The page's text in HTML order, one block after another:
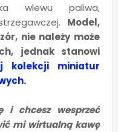
wlewu paliwa,
Model,
nie należy może
jednak stanowi
kolekcji miniatur
i chcesz wesprzeć
mi wirtualną kawę